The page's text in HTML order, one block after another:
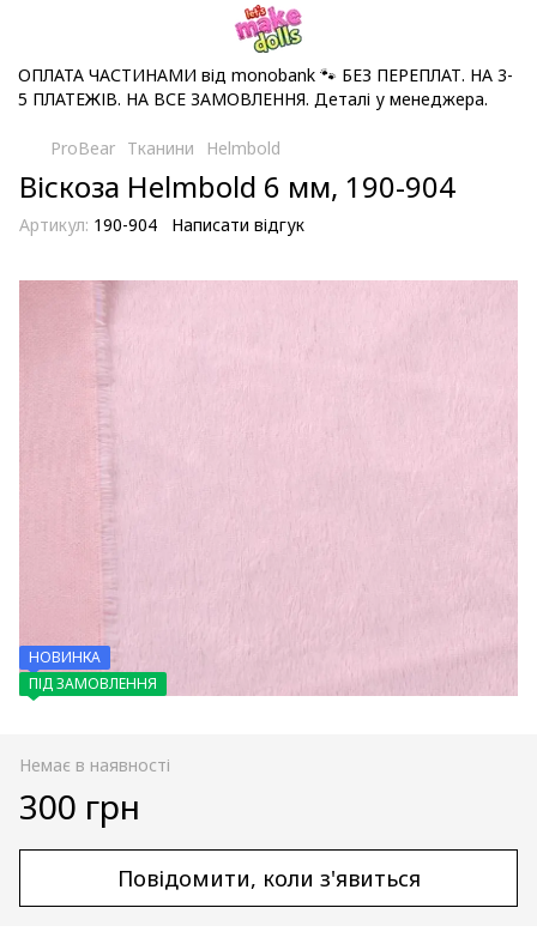
ОПЛАТА ЧАСТИНАМИ від monobank 🐾 БЕЗ ПЕРЕПЛАТ. НА 3-
5 ПЛАТЕЖІВ. НА ВСЕ ЗАМОВЛЕННЯ. Деталі у менеджера.
ProBear Тканини Helmbold
Віскоза Helmbold 6 мм, 190-904
Артикул: 190-904 Написати відгук
НОВИНКА
ПІД ЗАМОВЛЕННЯ
Немає в наявності
300 грн
Повідомити, коли з'явиться